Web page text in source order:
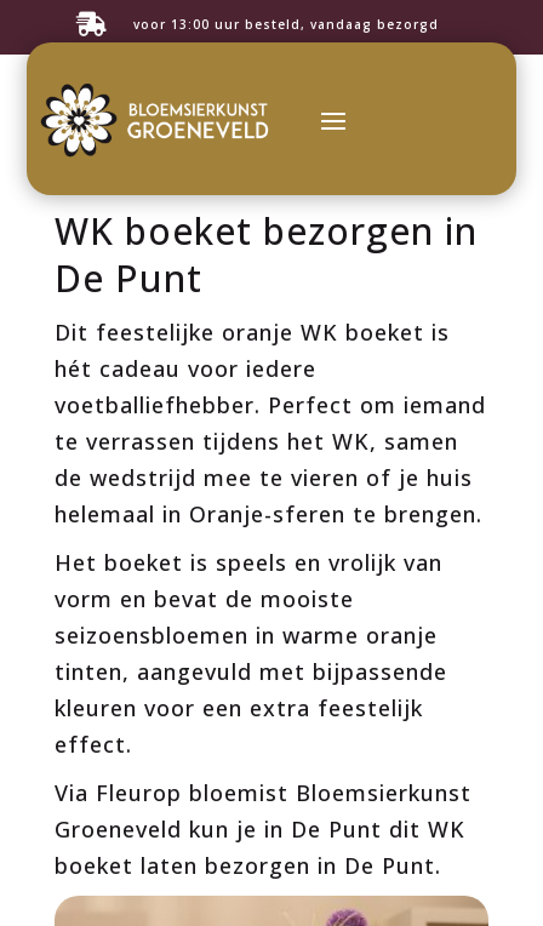
 voor 13:00 uur besteld, vandaag bezorgd
WK boeket bezorgen in
De Punt
Dit feestelijke oranje WK boeket is
hét cadeau voor iedere
voetballiefhebber. Perfect om iemand
te verrassen tijdens het WK, samen
de wedstrijd mee te vieren of je huis
helemaal in Oranje-sferen te brengen.
Het boeket is speels en vrolijk van
vorm en bevat de mooiste
seizoensbloemen in warme oranje
tinten, aangevuld met bijpassende
kleuren voor een extra feestelijk
effect.
Via Fleurop bloemist Bloemsierkunst
Groeneveld kun je in De Punt dit WK
boeket laten bezorgen in De Punt.